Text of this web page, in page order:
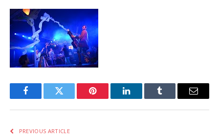
FacebookTwitter Pinterest LinkedInTumblr Email
PREVIOUS ARTICLE